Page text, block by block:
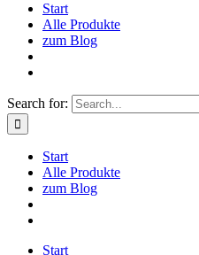
Start
Alle Produkte
zum Blog
Search for:
Start
Alle Produkte
zum Blog
Start